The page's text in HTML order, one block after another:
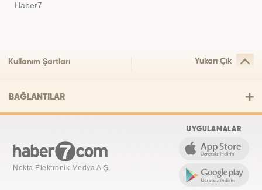
Haber7
Kullanım Şartları Yukarı Çık
BAĞLANTILAR
Nokta Elektronik Medya A.Ş.
UYGULAMALAR